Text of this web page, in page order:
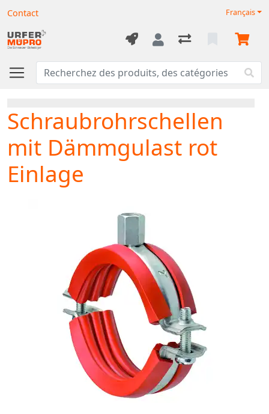
Contact Français
Schraubrohrschellen
mit Dämmgulast rot
Einlage